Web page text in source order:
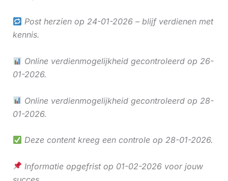
Post herzien op 24-01-2026 – blijf verdienen met
kennis.
Online verdienmogelijkheid gecontroleerd op 26-
01-2026.
Online verdienmogelijkheid gecontroleerd op 28-
01-2026.
Deze content kreeg een controle op 28-01-2026.
Informatie opgefrist op 01-02-2026 voor jouw